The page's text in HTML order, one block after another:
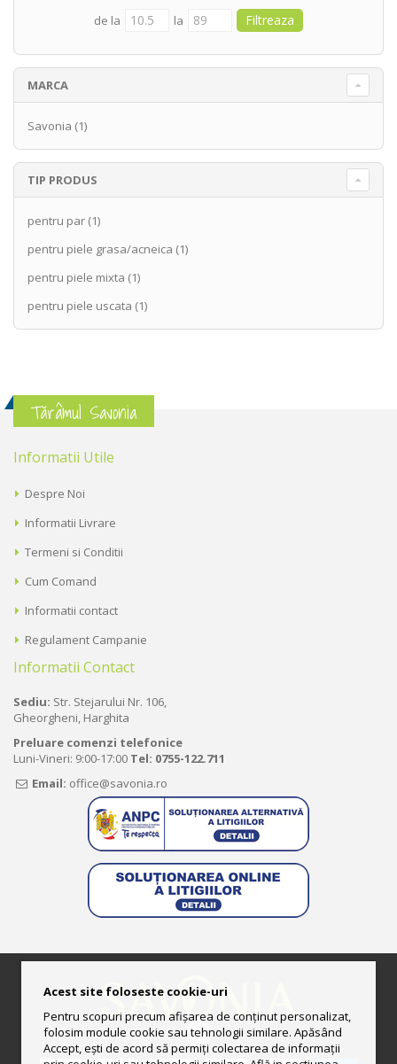
de la la
MARCA
Savonia (1)
TIP PRODUS
pentru par (1)
pentru piele grasa/acneica (1)
pentru piele mixta (1)
pentru piele uscata (1)
Tărâmul Savonia
Informatii Utile
Despre Noi
Informatii Livrare
Termeni si Conditii
Cum Comand
Informatii contact
Regulament Campanie
Informatii Contact
Sediu: Str. Stejarului Nr. 106,
Gheorgheni, Harghita
Preluare comenzi telefonice
Luni-Vineri: 9:00-17:00 Tel: 0755-122.711
Email: office@savonia.ro
Acest site foloseste cookie-uri
Pentru scopuri precum afișarea de conținut personalizat,
folosim module cookie sau tehnologii similare. Apăsând
Accept, ești de acord să permiți colectarea de informații